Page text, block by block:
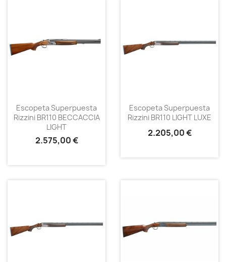
Escopeta Superpuesta
Rizzini BR110 BECCACCIA
LIGHT
2.575,00 €
Escopeta Superpuesta
Rizzini BR110 LIGHT LUXE
2.205,00 €